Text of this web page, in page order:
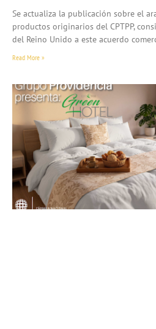
Se actualiza la publicación sobre el
productos originarios del CPTPP,
del Reino Unido a este acuerdo
Read More »